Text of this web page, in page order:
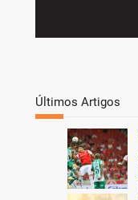
Últimos Artigos